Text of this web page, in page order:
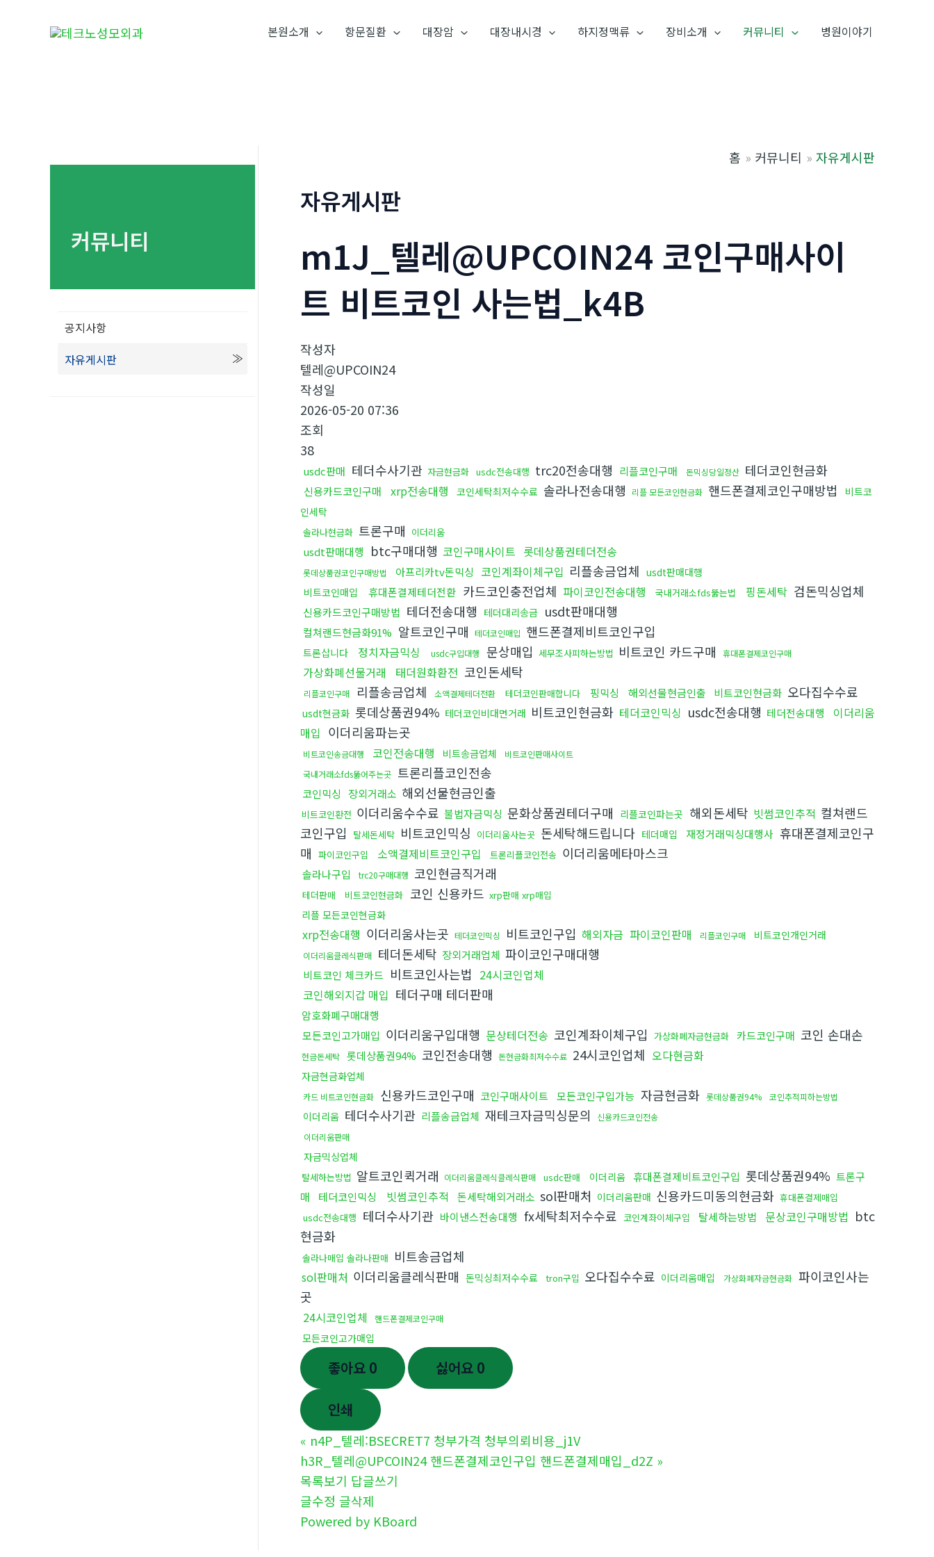
본원소개 항문질환 대장암 대장내시경 하지정맥류 장비소개 커뮤니티 병원이야기
커뮤니티
공지사항
자유게시판
홈 커뮤니티 자유게시판
자유게시판
m1J_텔레@UPCOIN24 코인구매사이
트 비트코인 사는법_k4B
작성자
텔레@UPCOIN24
작성일
2026-05-20 07:36
조회
38
usdc판매 테더수사기관 자금현금화 usdc전송대행 trc20전송대행 리플코인구매 돈믹싱당일정산 테더코인현금화
신용카드코인구매 xrp전송대행 코인세탁최저수수료 솔라나전송대행 리플 모든코인현금화 핸드폰결제코인구매방법
비트코
인세탁
솔라나현금화 트론구매 이더리움
usdt판매대행 btc구매대행 코인구매사이트 롯데상품권테더전송
롯데상품권코인구매방법 아프리카tv돈믹싱 코인계좌이체구입 리플송금업체 usdt판매대행
비트코인매입
휴대폰결제테더전환 카드코인충전업체 파이코인전송대행 국내거래소fds뚫는법 핑돈세탁 검돈믹싱업체
신용카드코인구매방법 테더전송대행 테더대리송금 usdt판매대행
컬쳐랜드현금화91% 알트코인구매 테더코인매입 핸드폰결제비트코인구입
트론삽니다 정치자금믹싱 usdc구입대행 문상매입 세무조사피하는방법 비트코인 카드구매 휴대폰결제코인구매
가상화폐선물거래 태더원화환전 코인돈세탁
리플코인구매 리플송금업체 소액결제테더전환 테더코인판매합니다 핑믹싱 해외선물현금인출 비트코인현금화 오다집수수료
usdt현금화 롯데상품권94% 테더코인비대면거래 비트코인현금화 테더코인믹싱 usdc전송대행 테더전송대행
이더리움
매입 이더리움파는곳
비트코인송금대행 코인전송대행 비트송금업체
비트코인판매사이트
국내거래소fds뚫어주는곳 트론리플코인전송
코인믹싱 장외거래소 해외선물현금인출
비트코인환전 이더리움수수료 불법자금믹싱 문화상품권테더구매 리플코인파는곳 해외돈세탁 빗썸코인추적 컬쳐랜드
코인구입
탈세돈세탁 비트코인믹싱 이더리움사는곳 돈세탁해드립니다 테더매입 재정거래믹싱대행사 휴대폰결제코인구
매 파이코인구입 소액결제비트코인구입 트론리플코인전송 이더리움메타마스크
솔라나구입 trc20구매대행 코인현금직거래
테더판매 비트코인현금화 코인 신용카드 xrp판매 xrp매입
리플 모든코인현금화
xrp전송대행 이더리움사는곳 테더코인믹싱 비트코인구입 해외자금 파이코인판매 리플코인구매 비트코인개인거래
이더리움클레식판매 테더돈세탁 장외거래업체 파이코인구매대행
비트코인 체크카드 비트코인사는법 24시코인업체
코인해외지갑 매입 테더구매 테더판매
암호화폐구매대행
모든코인고가매입 이더리움구입대행 문상테더전송 코인계좌이체구입 가상화폐자금현금화 카드코인구매 코인 손대손
현금돈세탁 롯데상품권94% 코인전송대행 돈현금화최저수수료 24시코인업체 오다현금화
자금현금화업체
카드 비트코인현금화 신용카드코인구매 코인구매사이트 모든코인구입가능 자금현금화 롯데상품권94% 코인추적피하는방법
이더리움 테더수사기관 리플송금업체 재테크자금믹싱문의
신용카드코인전송
이더리움판매
자금믹싱업체
탈세하는방법 알트코인퀵거래 이더리움클레식클레식판매 usdc판매 이더리움 휴대폰결제비트코인구입 롯데상품권94% 트론구
매
테더코인믹싱 빗썸코인추적 돈세탁해외거래소 sol판매처 이더리움판매 신용카드미동의현금화 휴대폰결제매입
usdc전송대행 테더수사기관 바이낸스전송대행 fx세탁최저수수료 코인계좌이체구입 탈세하는방법 문상코인구매방법 btc
현금화
솔라나매입 솔라나판매 비트송금업체
sol판매처 이더리움클레식판매 돈믹싱최저수수료 tron구입 오다집수수료 이더리움매입 가상화폐자금현금화 파이코인사는
곳
24시코인업체 핸드폰결제코인구매
모든코인고가매입
좋아요 0 싫어요 0
인쇄
« n4P_텔레:BSECRET7 청부가격 청부의뢰비용_j1V
h3R_텔레@UPCOIN24 핸드폰결제코인구입 핸드폰결제매입_d2Z »
목록보기 답글쓰기
글수정 글삭제
Powered by KBoard